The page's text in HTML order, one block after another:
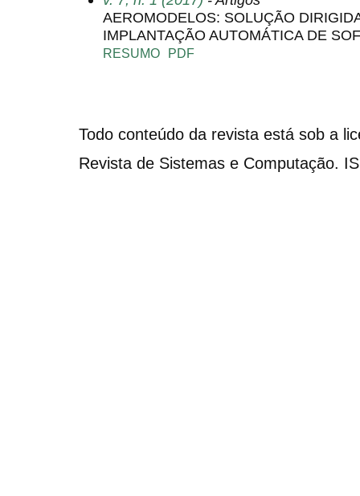
AEROMODELOS: SOLUÇÃO
IMPLANTAÇÃO AUTOMÁTICA DE
RESUMO PDF
Todo conteúdo da revista está sob a
Revista de Sistemas e Computação.